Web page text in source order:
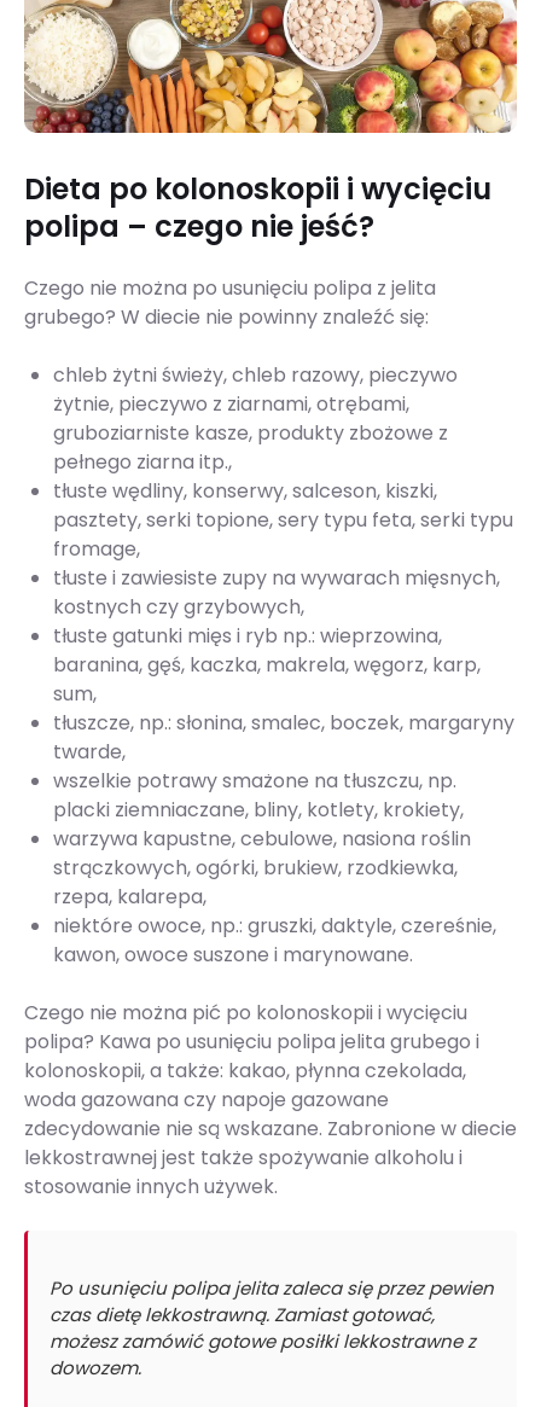
Dieta po kolonoskopii i wycięciu
polipa – czego nie jeść?
Czego nie można po usunięciu polipa z jelita
grubego? W diecie nie powinny znaleźć się:
chleb żytni świeży, chleb razowy, pieczywo
żytnie, pieczywo z ziarnami, otrębami,
gruboziarniste kasze, produkty zbożowe z
pełnego ziarna itp.,
tłuste wędliny, konserwy, salceson, kiszki,
pasztety, serki topione, sery typu feta, serki typu
fromage,
tłuste i zawiesiste zupy na wywarach mięsnych,
kostnych czy grzybowych,
tłuste gatunki mięs i ryb np.: wieprzowina,
baranina, gęś, kaczka, makrela, węgorz, karp,
sum,
tłuszcze, np.: słonina, smalec, boczek, margaryny
twarde,
wszelkie potrawy smażone na tłuszczu, np.
placki ziemniaczane, bliny, kotlety, krokiety,
warzywa kapustne, cebulowe, nasiona roślin
strączkowych, ogórki, brukiew, rzodkiewka,
rzepa, kalarepa,
niektóre owoce, np.: gruszki, daktyle, czereśnie,
kawon, owoce suszone i marynowane.
Czego nie można pić po kolonoskopii i wycięciu
polipa? Kawa po usunięciu polipa jelita grubego i
kolonoskopii, a także: kakao, płynna czekolada,
woda gazowana czy napoje gazowane
zdecydowanie nie są wskazane. Zabronione w diecie
lekkostrawnej jest także spożywanie alkoholu i
stosowanie innych używek.
Po usunięciu polipa jelita zaleca się przez pewien
czas dietę lekkostrawną. Zamiast gotować,
możesz zamówić gotowe posiłki lekkostrawne z
dowozem.